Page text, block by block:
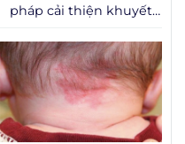
pháp cải thiện khuyết
như sẹo rỗ, lỗ chân lông
to, rạn da và các dấu
hiệu lão hóa sớm. Trong
số các công nghệ can
thiệp ít xâm lấn, sự kết